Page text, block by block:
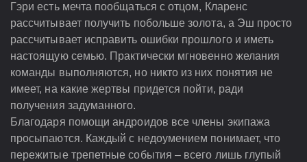
Гэри есть мечта пообщаться с отцом, Кларенс
рассчитывает получить побольше золота, а Эш просто
рассчитывает исправить ошибки прошлого и иметь
настоящую семью. Практически мгновенно желания
команды выполняются, но никто из них понятия не
имеет, на какие жертвы придется пойти, ради
получения задуманного.
Благодаря помощи андроидов все члены экипажа
просыпаются. Каждый с недоумением понимает, что
пережитые трепетные события – всего лишь глупый